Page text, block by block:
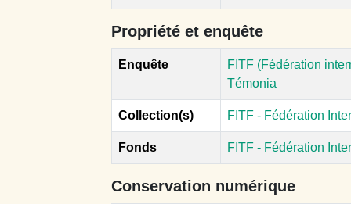
Propriété et enquête
Enquête
FITF (Fédération
Témonia
Collection(s) FITF - Fédération
Fonds FITF - Fédération
Conservation numérique